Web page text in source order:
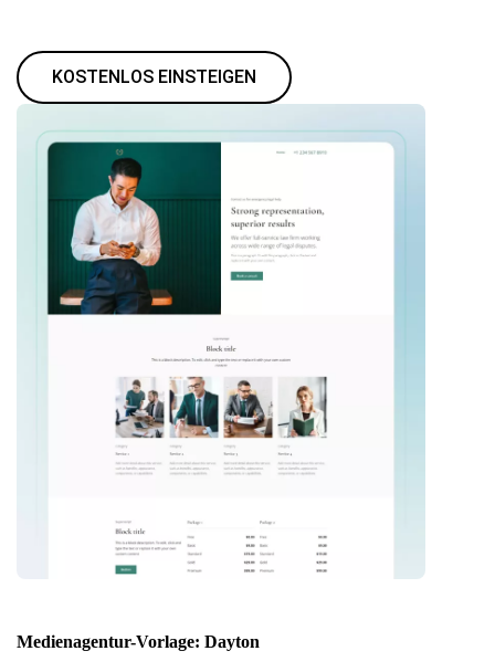
KOSTENLOS EINSTEIGEN
Medienagentur-Vorlage: Dayton